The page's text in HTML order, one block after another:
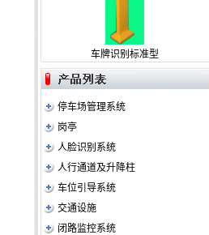
车牌识别标准型
停车场管理系统
岗亭
人脸识别系统
人行通道及升降柱
车位引导系统
交通设施
闭路监控系统